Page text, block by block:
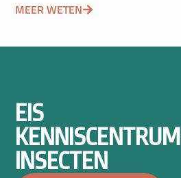
MEER WETEN
EIS
KENNISCENTRUM
INSECTEN